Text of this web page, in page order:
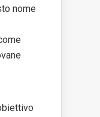
nome